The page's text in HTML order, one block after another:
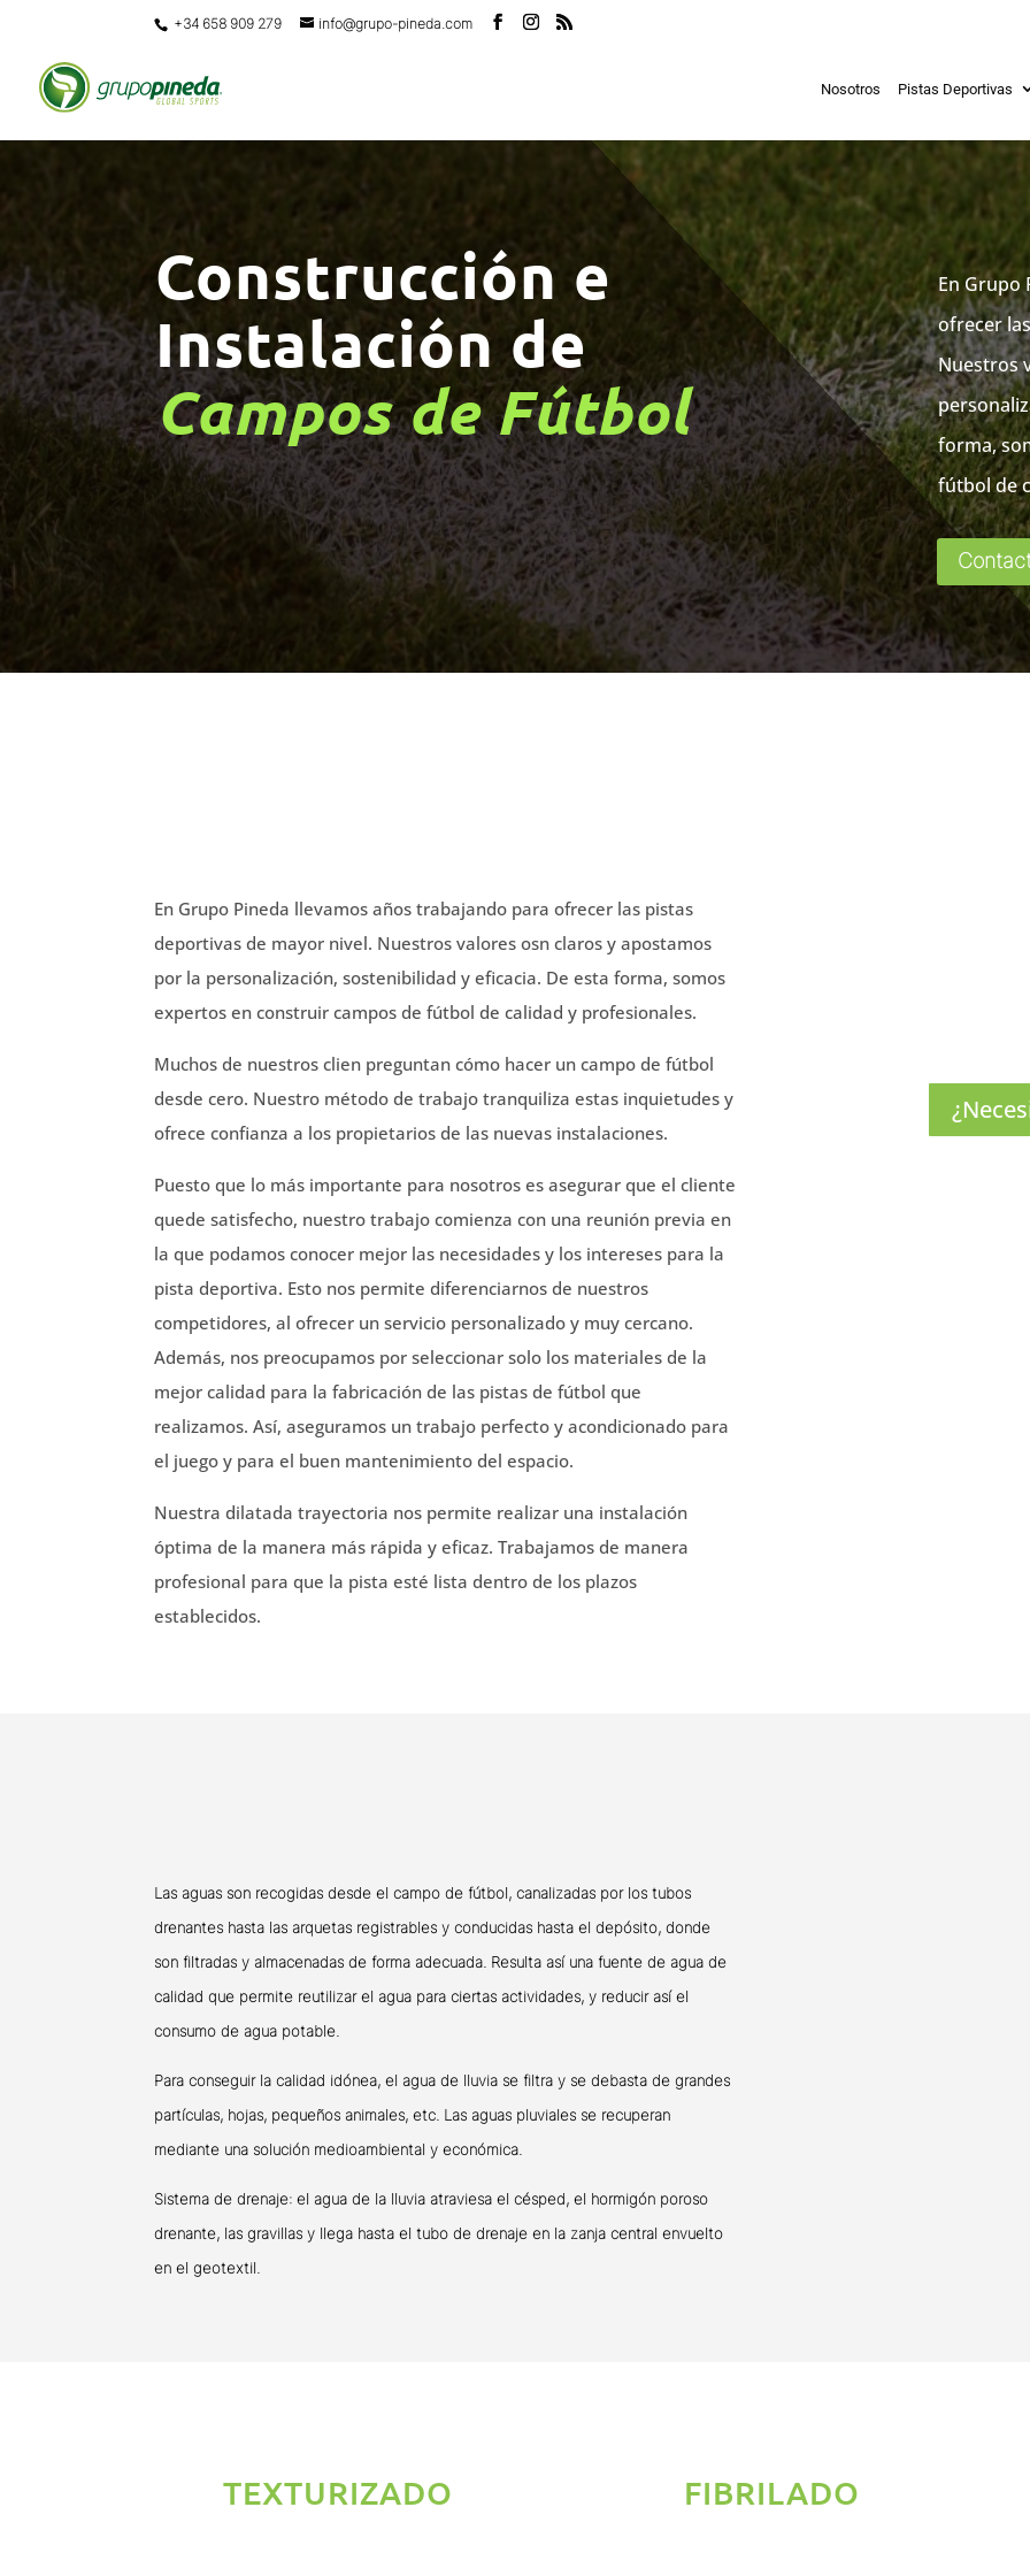
+34 658 909 279 info@grupo-pineda.com
Nosotros Pistas Deportivas
Construcción e
Instalación de
Campos de Fútbol
En Grupo
ofrecer
Nuestros
forma,
fútbol de
En Grupo Pineda llevamos años trabajando para ofrecer las pistas
deportivas de mayor nivel. Nuestros valores osn claros y apostamos
por la personalización, sostenibilidad y eficacia. De esta forma, somos
expertos en construir campos de fútbol de calidad y profesionales.
Muchos de nuestros clien preguntan cómo hacer un campo de fútbol
desde cero. Nuestro método de trabajo tranquiliza estas inquietudes y
ofrece confianza a los propietarios de las nuevas instalaciones.
Puesto que lo más importante para nosotros es asegurar que el cliente
quede satisfecho, nuestro trabajo comienza con una reunión previa en
la que podamos conocer mejor las necesidades y los intereses para la
pista deportiva. Esto nos permite diferenciarnos de nuestros
competidores, al ofrecer un servicio personalizado y muy cercano.
Además, nos preocupamos por seleccionar solo los materiales de la
mejor calidad para la fabricación de las pistas de fútbol que
realizamos. Así, aseguramos un trabajo perfecto y acondicionado para
el juego y para el buen mantenimiento del espacio.
Nuestra dilatada trayectoria nos permite realizar una instalación
óptima de la manera más rápida y eficaz. Trabajamos de manera
profesional para que la pista esté lista dentro de los plazos
establecidos.
Las aguas son recogidas desde el campo de fútbol, canalizadas por los tubos
drenantes hasta las arquetas registrables y conducidas hasta el depósito, donde
son filtradas y almacenadas de forma adecuada. Resulta así una fuente de agua de
calidad que permite reutilizar el agua para ciertas actividades, y reducir así el
consumo de agua potable.
Para conseguir la calidad idónea, el agua de lluvia se filtra y se debasta de grandes
partículas, hojas, pequeños animales, etc. Las aguas pluviales se recuperan
mediante una solución medioambiental y económica.
Sistema de drenaje: el agua de la lluvia atraviesa el césped, el hormigón poroso
drenante, las gravillas y llega hasta el tubo de drenaje en la zanja central envuelto
en el geotextil.
TEXTURIZADO FIBRILADO